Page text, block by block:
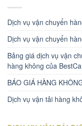
Dịch vụ vận chuyển
Dịch vụ vận chuyển
Bảng giá dịch vụ vận
hàng không của
BÁO GIÁ HÀNG
Dịch vụ vận tải hàng